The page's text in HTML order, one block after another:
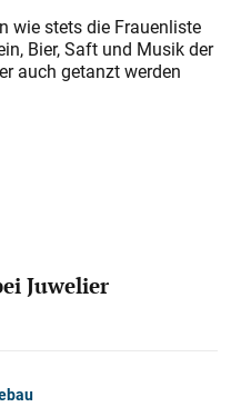
wie stets die Frauenliste
Bier, Saft und Musik der
auch getanzt werden
Juwelier